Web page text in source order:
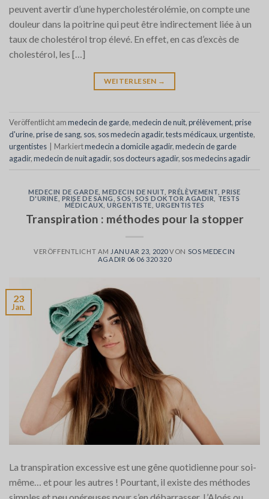
peuvent avertir d’une hypercholestérolémie, on compte une
douleur dans la poitrine qui peut être indirectement liée à un
taux de cholestérol trop élevé. En effet, en cas d’excès de
cholestérol, les […]
WEITERLESEN →
Veröffentlicht ammedecin de garde,medecin de nuit,prélèvement,prise
d'urine,prise de sang, sos, sos medecin agadir,tests médicaux,urgentiste,
urgentistes
Markiertmedecin a domicile agadir,medecin de garde
agadir,medecin de nuit agadir, sos docteurs agadir, sos medecins agadir
MEDECIN DE GARDE ,MEDECIN DE NUIT PRÉLÈVEMENT ,PRISE
D'URINE PRISE DE SANG ,SOS SOS DOKTOR AGADIR
TESTS
MÉDICAUX ,URGENTISTE ,URGENTISTES
Transpiration : méthodes pour la stopper
VERÖFFENTLICHT AM JANUAR 23, 2020VON SOS MEDECIN
AGADIR 06 06 320 320
23
Jan.
La transpiration excessive est une gêne quotidienne pour soi-
même… et pour les autres ! Pourtant, il existe des méthodes